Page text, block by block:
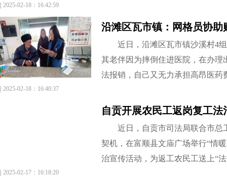
2025-02-18：16:42:59
沿滩区瓦市镇：网格员协
近日，沿滩区瓦市镇沙溪村4
其老伴因为摔倒住进医院，在办理
法报销，自己又无力承担高昂医药
2025-02-18：16:40:37
自贡开展农民工返岗复工法
近日，自贡市司法局联合市总
契机，在富顺县文庙广场举行“情
治宣传活动，为返工农民工送上“
2025-02-17：16:18:20